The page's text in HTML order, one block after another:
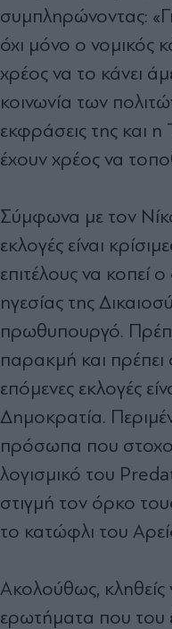
συμπληρώνοντας:
όχι μόνο ο νομικός
χρέος να το κάνει
κοινωνία των
εκφράσεις της και
έχουν χρέος να
Σύμφωνα με τον
εκλογές είναι
επιτέλους να κοπεί
ηγεσίας της
πρωθυπουργό.
παρακμή και πρέπει
επόμενες εκλογές
Δημοκρατία.
πρόσωπα που
λογισμικό του
στιγμή τον όρκο
το κατώφλι του
Ακολούθως, κληθείς
ερωτήματα που του